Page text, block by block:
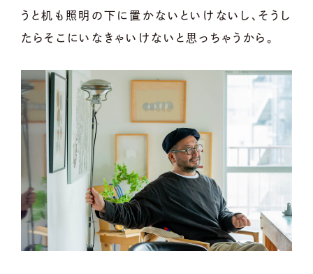
うと机も照明の下に置かないといけないし、そうし
たらそこにいなきゃいけないと思っちゃうから。